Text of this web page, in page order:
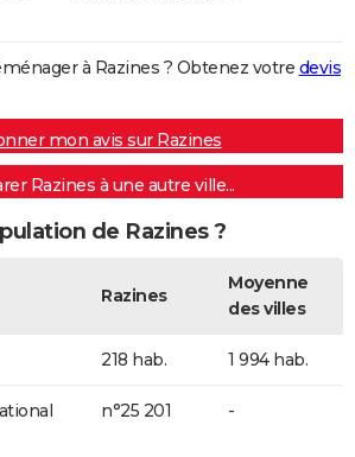
à Razines ? Obtenez votre devis
mon avis sur Razines
Razines à une autre ville...
de Razines ?
Razines
Moyenne
des villes
218 hab. 1 994 hab.
n°25 201 -